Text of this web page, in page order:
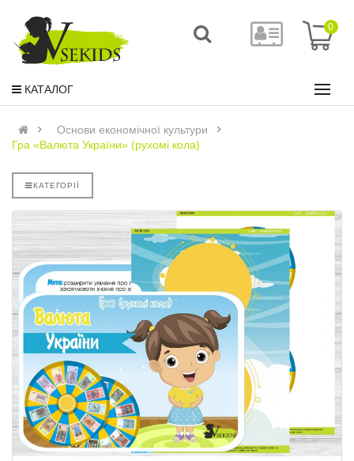
0
КАТАЛОГ
Основи економічної культури
Гра «Валюта України» (рухомі кола)
КАТЕГОРІЇ